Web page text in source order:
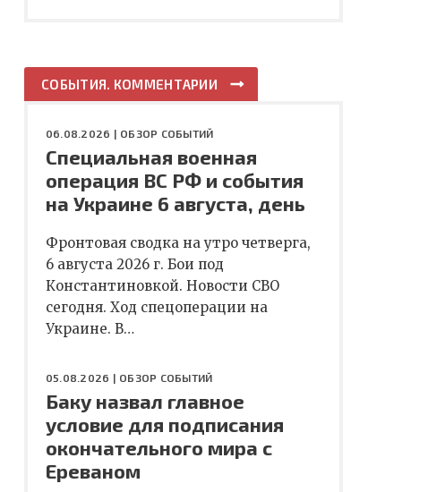
СОБЫТИЯ. КОММЕНТАРИИ
06.08.2026 | ОБЗОР СОБЫТИЙ
Специальная военная
операция ВС РФ и события
на Украине 6 августа, день
Фронтовая сводка на утро четверга,
6 августа 2026 г. Бои под
Константиновкой. Новости СВО
сегодня. Ход спецоперации на
Украине. В…
05.08.2026 | ОБЗОР СОБЫТИЙ
Баку назвал главное
условие для подписания
окончательного мира с
Ереваном